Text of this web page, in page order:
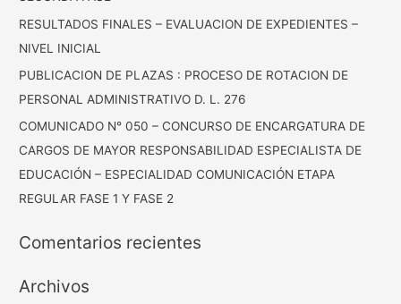
RESULTADOS FINALES – EVALUACION DE EXPEDIENTES –
NIVEL INICIAL
PUBLICACION DE PLAZAS : PROCESO DE ROTACION DE
PERSONAL ADMINISTRATIVO D. L. 276
COMUNICADO N° 050 – CONCURSO DE ENCARGATURA DE
CARGOS DE MAYOR RESPONSABILIDAD ESPECIALISTA DE
EDUCACIÓN – ESPECIALIDAD COMUNICACIÓN ETAPA
REGULAR FASE 1 Y FASE 2
Comentarios recientes
Archivos